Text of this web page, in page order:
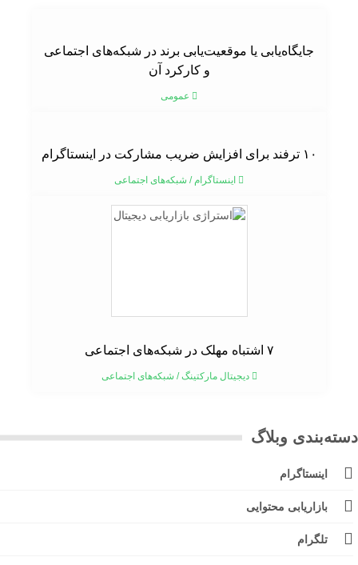
جایگاه‌یابی یا موقعیت‌یابی برند در شبکه‌های اجتماعی
و کارکرد آن
عمومی
۱۰ ترفند برای افزایش ضریب مشارکت در اینستاگرام
اینستاگرام/شبکه‌های اجتماعی
دیجیتال مارکتینگ/شبکه‌های اجتماعی
وبلاگ
اینستاگرام
بازاریابی محتوایی
تلگرام